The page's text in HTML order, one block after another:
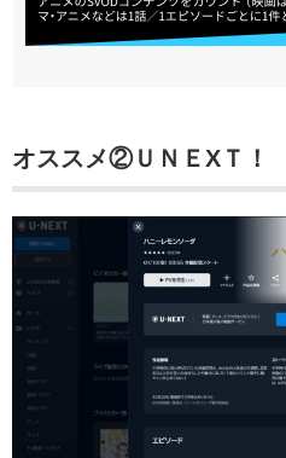
オススメ②ＵＮＥXＴ！